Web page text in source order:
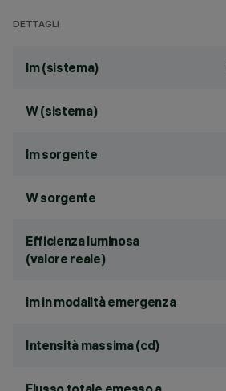
DETTAGLI
lm (sistema)
W (sistema)
lm sorgente
W sorgente
Efficienza luminosa
(valore reale)
lm in modalità emergenza
Intensità massima (cd)